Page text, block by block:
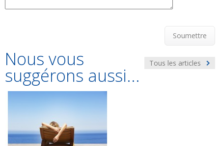
Soumettre
Tous les articles
Nous vous
suggérons aussi...